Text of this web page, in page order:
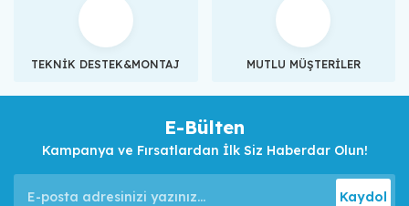
TEKNİK DESTEK&MONTAJ MUTLU MÜŞTERİLER
E-Bülten
Kampanya ve Fırsatlardan İlk Siz Haberdar Olun!
Kaydol